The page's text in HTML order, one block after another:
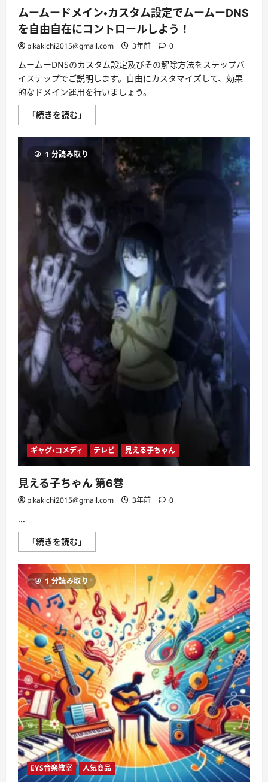
さ
ら
に
読
む
ムームードメイン・カスタム設定でムームーDNS
を自由自在にコントロールしよう！
pikakichi2015@gmail.com 3年前 0
ムームーDNSのカスタム設定及びその解除方法をステップバ
イステップでご説明します。自由にカスタマイズして、効果
的なドメイン運用を行いましょう。
「続きを読む」
ー
ー
ド
メ
タ
ム
設
定
で
ム
ー
ム
を
自
由
自
ン
ト
ロ
ー
ル
よ
う！
さ
に
読
1 分読み取り
ギャグ・コメディ テレビ 見える子ちゃん
見える子ちゃん 第6巻
pikakichi2015@gmail.com 3年前 0
...
「続きを読む」
え
子
ち
ゃ
ん
第
6
巻
に
つ
い
て
さ
ら
に
読
む
1 分読み取り
EYS音楽教室 人気商品